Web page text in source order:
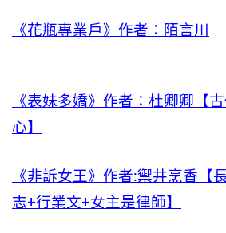
《花瓶專業戶》作者：陌言川
《表妹多嬌》作者：杜卿卿【
心】
《非訴女王》作者:禦井烹香【
志+行業文+女主是律師】